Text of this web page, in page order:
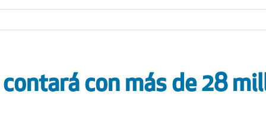
con más de 28